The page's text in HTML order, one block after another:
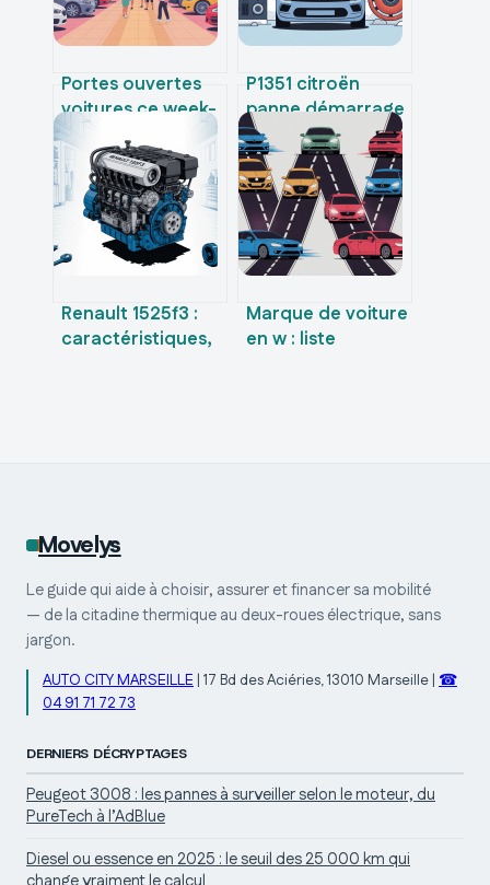
Portes ouvertes
voitures ce week-
end 2024 : les
offres à ne pas
manquer
P1351 citroën
panne démarrage
et ratés moteur
comment réagir
Renault 1525f3 :
caractéristiques,
Marque de voiture
en w : liste
Movelys
Le guide qui aide à choisir, assurer et financer sa mobilité
— de la citadine thermique au deux-roues électrique, sans
jargon.
AUTO CITY MARSEILLE | 17 Bd des Aciéries, 13010 Marseille | ☎
04 91 71 72 73
DERNIERS DÉCRYPTAGES
Peugeot 3008 : les pannes à surveiller selon le moteur, du
PureTech à l’AdBlue
Diesel ou essence en 2025 : le seuil des 25 000 km qui